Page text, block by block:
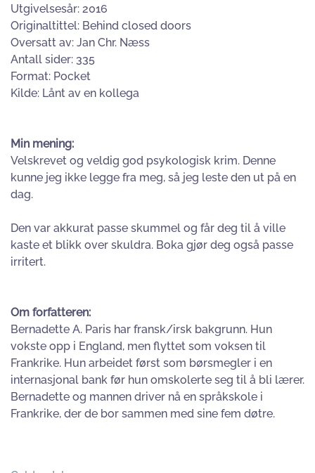
Utgivelsesår: 2016
Originaltittel: Behind closed doors
Oversatt av: Jan Chr. Næss
Antall sider: 335
Format: Pocket
Kilde: Lånt av en kollega
Min mening:
Velskrevet og veldig god psykologisk krim. Denne
kunne jeg ikke legge fra meg, så jeg leste den ut på en
dag.
Den var akkurat passe skummel og får deg til å ville
kaste et blikk over skuldra. Boka gjør deg også passe
irritert.
Om forfatteren:
Bernadette A. Paris har fransk/irsk bakgrunn. Hun
vokste opp i England, men flyttet som voksen til
Frankrike. Hun arbeidet først som børsmegler i en
internasjonal bank før hun omskolerte seg til å bli lærer.
Bernadette og mannen driver nå en språkskole i
Frankrike, der de bor sammen med sine fem døtre.